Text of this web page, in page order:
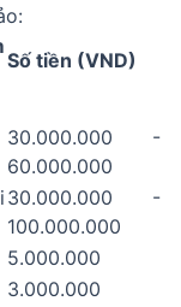
Số tiền (VND)
30.000.000 -
60.000.000
30.000.000 -
100.000.000
5.000.000
3.000.000